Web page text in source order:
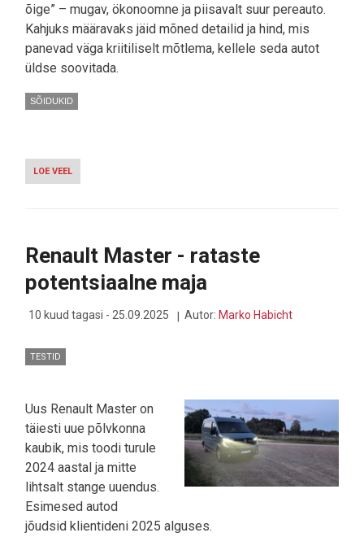
õige” – mugav, ökonoomne ja piisavalt suur pereauto.
Kahjuks määravaks jäid mõned detailid ja hind, mis
panevad väga kriitiliselt mõtlema, kellele seda autot
üldse soovitada.
SÕIDUKID
LOE VEEL
MITSUBISHI
MIDA
ET
MEELDIKS
Renault Master - rataste
potentsiaalne maja
10 kuud tagasi - 25.09.2025 Autor: Marko Habicht
TESTID
Uus Renault Master on
täiesti uue põlvkonna
kaubik, mis toodi turule
2024 aastal ja mitte
lihtsalt stange uuendus.
Esimesed autod
jõudsid klientideni 2025 alguses.